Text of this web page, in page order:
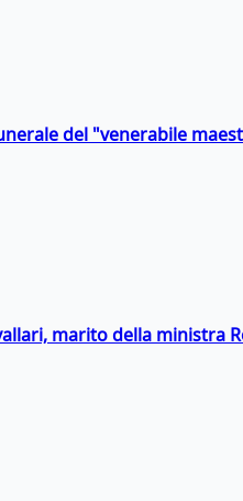
del "venerabile
marito della ministra